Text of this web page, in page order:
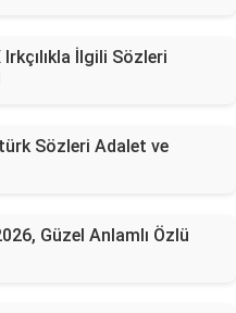
İlgili Sözleri
Sözleri Adalet ve
Güzel Anlamlı Özlü